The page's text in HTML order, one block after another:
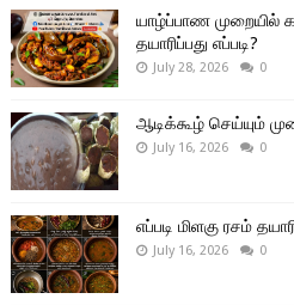
யாழ்ப்பாண முறையில்
தயாரிப்பது எப்படி?
July 28, 2026 0
ஆடிக்கூழ் செய்யும்
July 16, 2026 0
எப்படி மிளகு ரசம்
July 16, 2026 0